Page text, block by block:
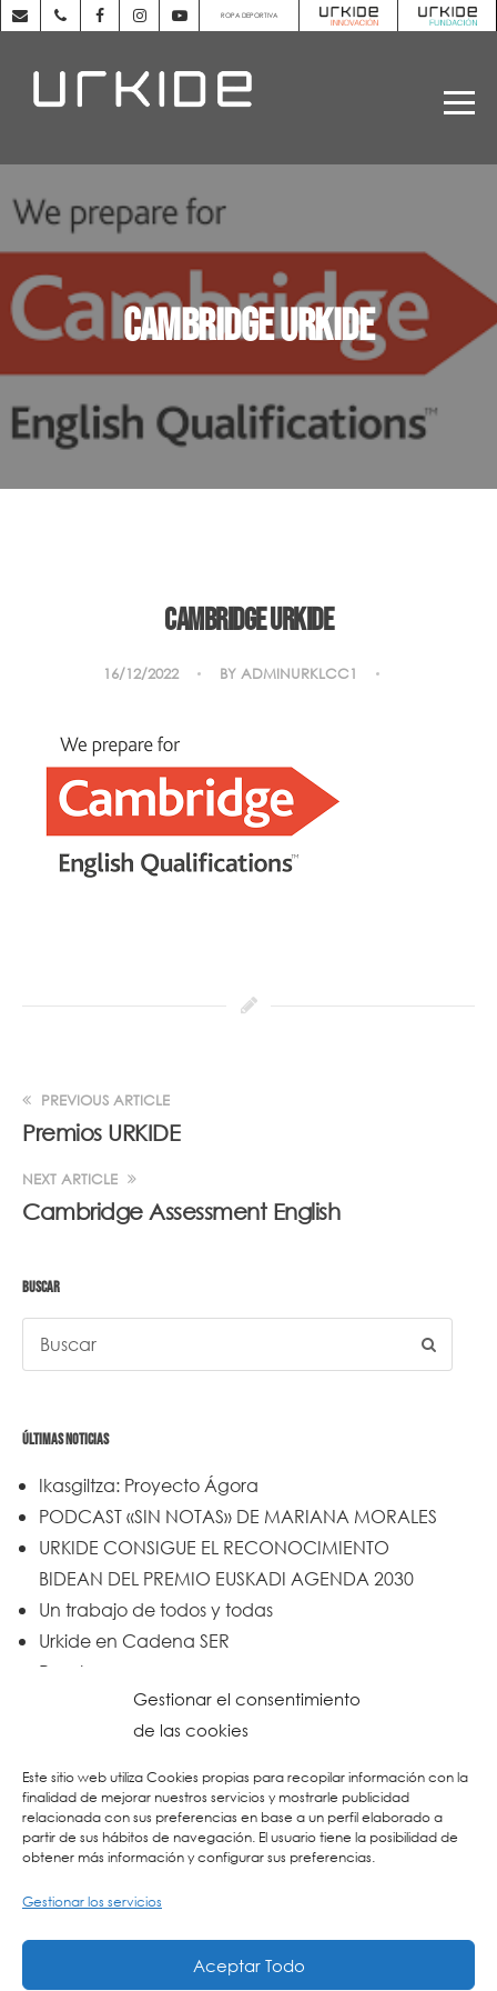
Gestionar el consentimiento
de las cookies
Este sitio web utiliza Cookies propias para recopilar información con la
finalidad de mejorar nuestros servicios y mostrarle publicidad
relacionada con sus preferencias en base a un perfil elaborado a
partir de sus hábitos de navegación. El usuario tiene la posibilidad de
obtener más información y configurar sus preferencias.
Gestionar los servicios
Aceptar Todo
ROPA DEPORTIVA
Cambridge URKIDE
Cambridge URKIDE
16/12/2022 BY ADMINURKLCC1
PREVIOUS ARTICLE
Premios URKIDE
NEXT ARTICLE
Cambridge Assessment English
BUSCAR
ÚLTIMAS NOTICIAS
Ikasgiltza: Proyecto Ágora
PODCAST «SIN NOTAS» DE MARIANA MORALES
URKIDE CONSIGUE EL RECONOCIMIENTO
BIDEAN DEL PREMIO EUSKADI AGENDA 2030
Un trabajo de todos y todas
Urkide en Cadena SER
Reset